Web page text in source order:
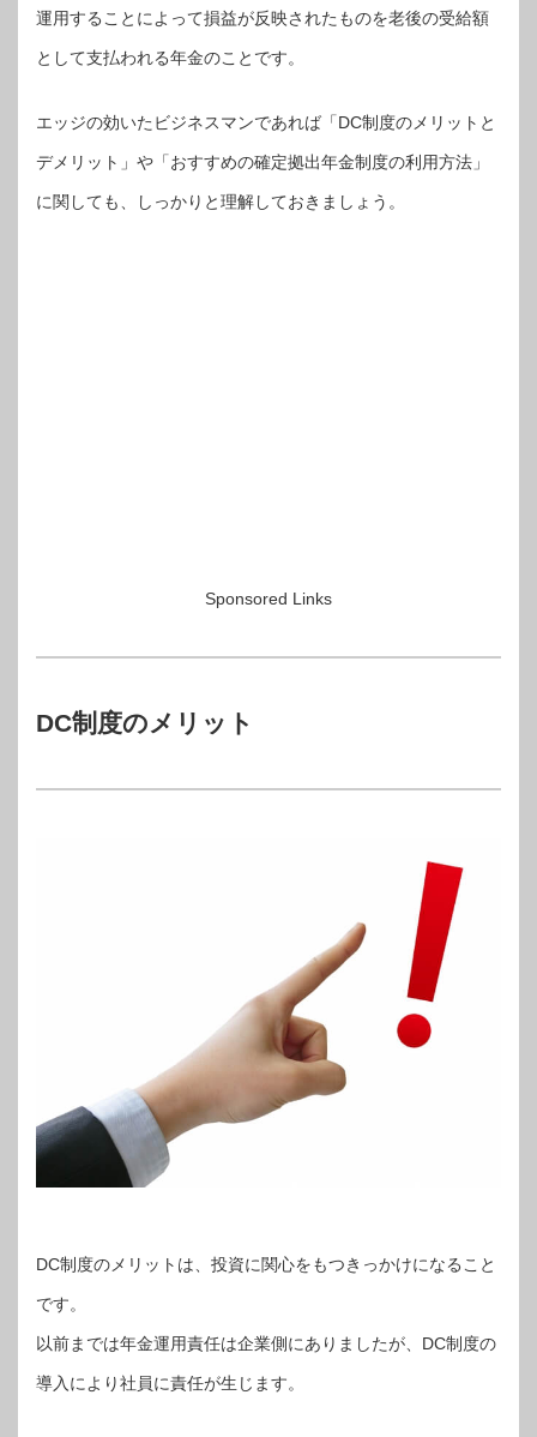
運用することによって損益が反映されたものを老後の受給額
として支払われる年金のことです。
エッジの効いたビジネスマンであれば「DC制度のメリットと
デメリット」や「おすすめの確定拠出年金制度の利用方法」
に関しても、しっかりと理解しておきましょう。
Sponsored Links
DC制度のメリット
DC制度のメリットは、投資に関心をもつきっかけになること
です。
以前までは年金運用責任は企業側にありましたが、DC制度の
導入により社員に責任が生じます。